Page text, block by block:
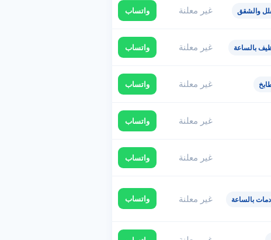
والشقق غير معلنة واتساب
بالساعة غير معلنة واتساب
غير معلنة واتساب
غير معلنة واتساب
غير معلنة واتساب
بالساعة غير معلنة واتساب